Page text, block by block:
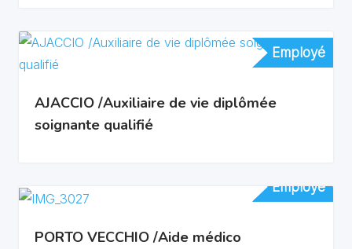
Employé
Employé
AJACCIO /Auxiliaire de vie diplômée
soignante qualifié
Employé
Employé
PORTO VECCHIO /Aide médico